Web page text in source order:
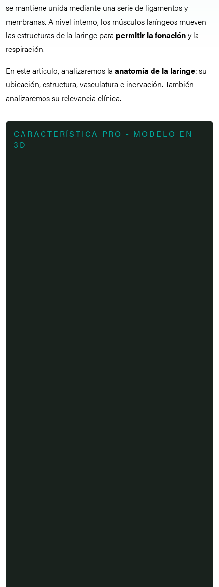
se mantiene unida mediante una serie de ligamentos y
membranas. A nivel interno, los músculos laríngeos mueven
las estructuras de la laringe para permitir la fonacióny la
respiración.
En este artículo, analizaremos la anatomía de la laringe: su
ubicación, estructura, vasculatura e inervación. También
analizaremos su relevancia clínica.
CARACTERÍSTICA PRO - MODELO EN
3D